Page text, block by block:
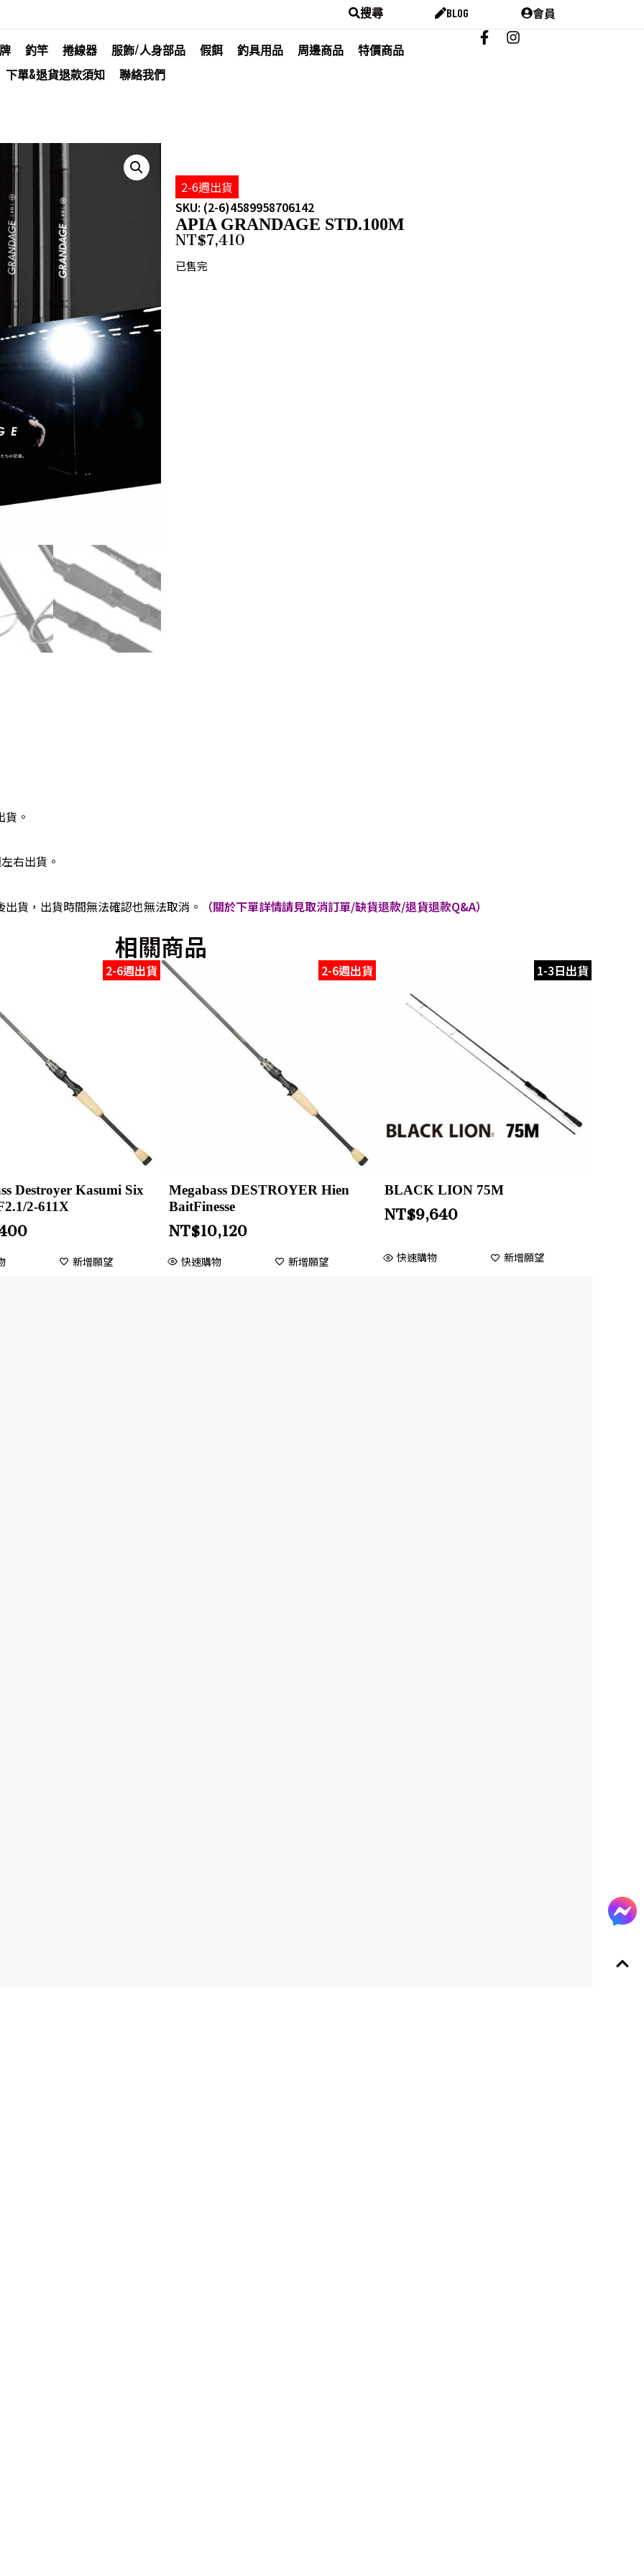
搜尋 BLOG 會員
釣竿 捲線器 服飾/人身部品 假餌 釣具用品 周邊商品
特價商品
下單&退貨退款須知
聯絡我們
2-6週出貨
SKU: (2-6)4589958706142
APIA GRANDAGE STD.100M
NT$7,410
已售完
。
右出貨。
貨，出貨時間無法確認也無法取消。 （關於下單詳情請見取消訂單/缺貨退款/退貨退款Q&A）
相關商品
2-6週出貨
Destroyer Kasumi Six
2-611X
新增願望
2-6週出貨
Megabass DESTROYER Hien
BaitFinesse
NT$10,120
快速購物 新增願望
1-3日出貨
BLACK LION 75M
NT$9,640
快速購物 新增願望